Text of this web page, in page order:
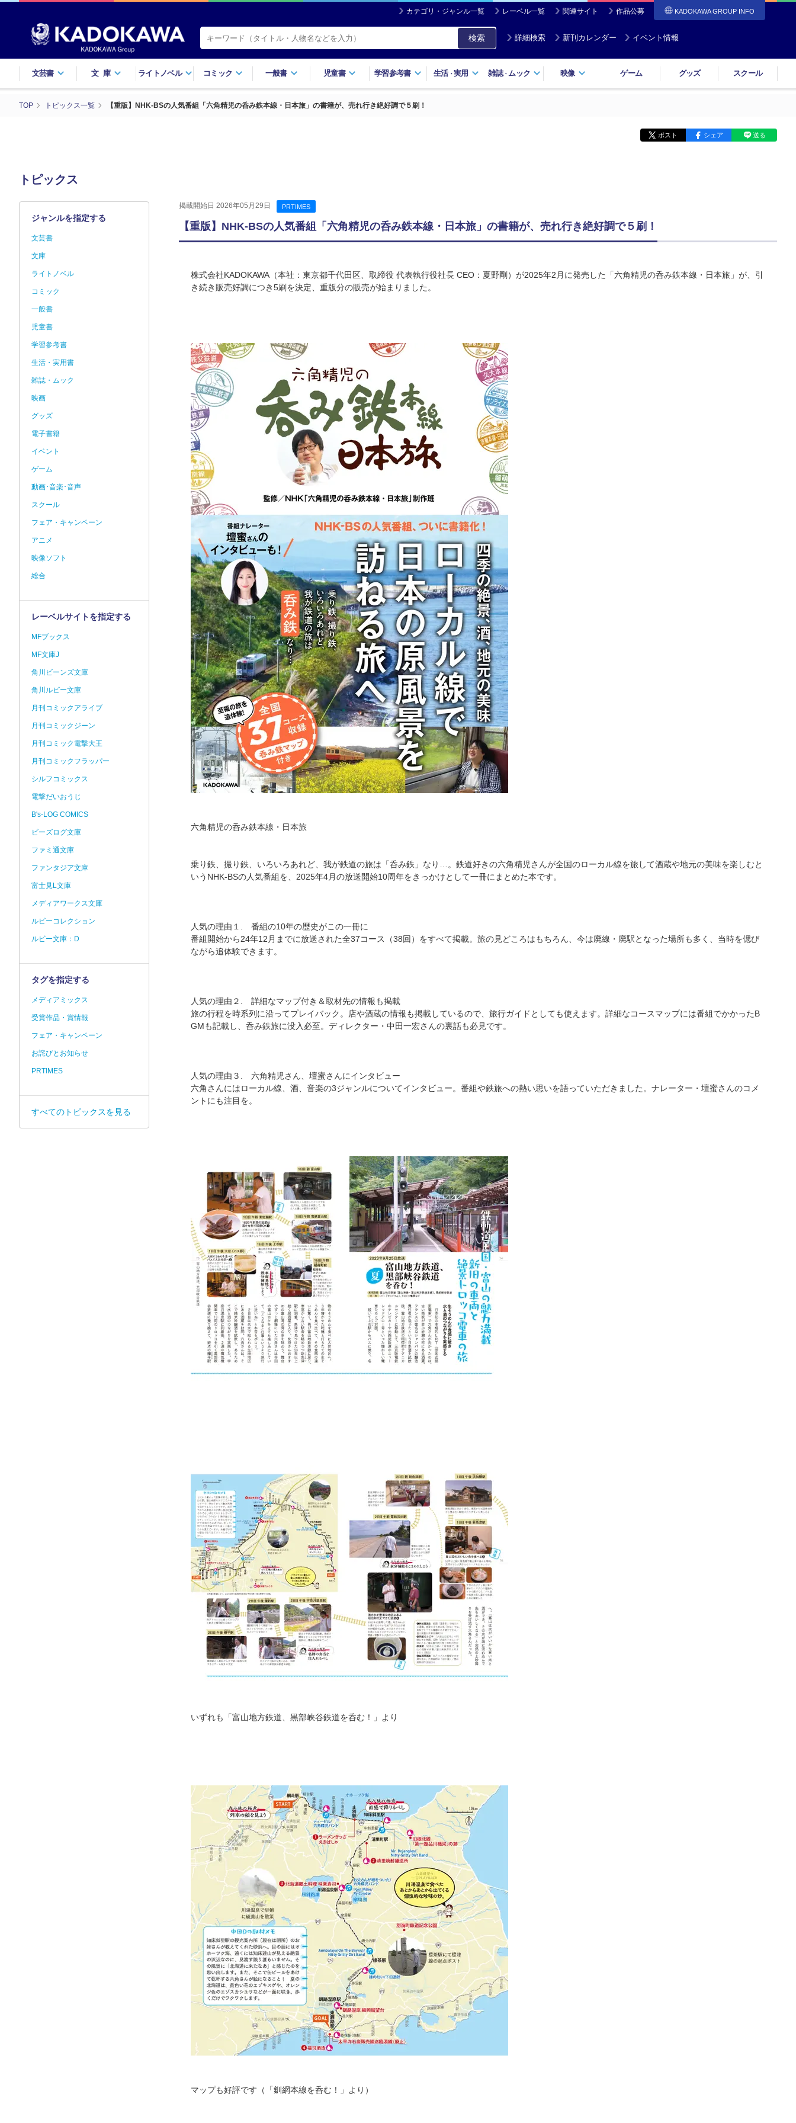
カテゴリ・ジャンル一覧 レーベル一覧 関連サイト 作品公募 KADOKAWA GROUP INFO
検索 詳細検索 新刊カレンダー イベント情報
文芸書 文庫 ライトノベル コミック 一般書 児童書 学習参考書 生活・実用 雑誌・ ムック 映像 ゲーム グッズ スクール
TOP トピックス一覧 【重版】NHK-BSの人気番組「六角精児の呑み鉄本線・日本旅」の書籍が、売れ行き絶好調で５刷！
ポスト シェア 送る
トピックス
掲載開始日 2026年05月29日 PRTIMES
【重版】NHK-BSの人気番組「六角精児の呑み鉄本線・日本旅」の書籍が、売れ行き絶好調で５刷！
株式会社KADOKAWA（本社：東京都千代田区、取締役 代表執行役社長 CEO：夏野剛）が2025年2月に発売した「六角精児の呑み鉄本線・日本旅」が、引
き続き販売好調につき5刷を決定、重版分の販売が始まりました。
六角精児の呑み鉄本線・日本旅
乗り鉄、撮り鉄、いろいろあれど、我が鉄道の旅は「呑み鉄」なり…。鉄道好きの六角精児さんが全国のローカル線を旅して酒蔵や地元の美味を楽しむと
いうNHK‐BSの人気番組を、2025年4月の放送開始10周年をきっかけとして一冊にまとめた本です。
人気の理由１. 番組の10年の歴史がこの一冊に
番組開始から24年12月までに放送された全37コース（38回）をすべて掲載。旅の見どころはもちろん、今は廃線・廃駅となった場所も多く、当時を偲び
ながら追体験できます。
人気の理由２. 詳細なマップ付き＆取材先の情報も掲載
旅の行程を時系列に沿ってプレイバック。店や酒蔵の情報も掲載しているので、旅行ガイドとしても使えます。詳細なコースマップには番組でかかったB
GMも記載し、呑み鉄旅に没入必至。ディレクター・中田一宏さんの裏話も必見です。
人気の理由３. 六角精児さん、壇蜜さんにインタビュー
六角さんにはローカル線、酒、音楽の3ジャンルについてインタビュー。番組や鉄旅への熱い思いを語っていただきました。ナレーター・壇蜜さんのコメ
ントにも注目を。
いずれも「富山地方鉄道、黒部峡谷鉄道を呑む！」より
マップも好評です（「釧網本線を呑む！」より）
ジャンルを指定する
文芸書
文庫
ライトノベル
コミック
一般書
児童書
学習参考書
生活・実用書
雑誌・ムック
映画
グッズ
電子書籍
イベント
ゲーム
動画･音楽･音声
スクール
フェア・キャンペーン
アニメ
映像ソフト
総合
レーベルサイトを指定する
MFブックス
MF文庫J
角川ビーンズ文庫
角川ルビー文庫
月刊コミックアライブ
月刊コミックジーン
月刊コミック電撃大王
月刊コミックフラッパー
シルフコミックス
電撃だいおうじ
B's-LOG COMICS
ビーズログ文庫
ファミ通文庫
ファンタジア文庫
富士見L文庫
メディアワークス文庫
ルビーコレクション
ルビー文庫：D
タグを指定する
メディアミックス
受賞作品・賞情報
フェア・キャンペーン
お詫びとお知らせ
PRTIMES
すべてのトピックスを見る